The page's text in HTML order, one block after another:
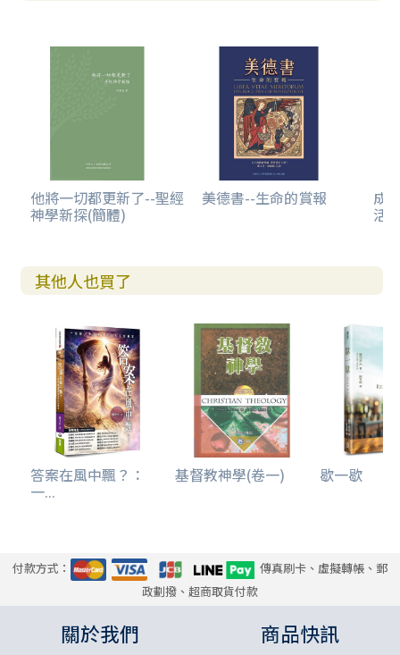
他將一切都更新了--聖經
神學新探(簡體)
美德書--生命的賞報 成
活
其他人也買了
答案在風中飄？：
一...
基督教神學(卷一) 歇一歇
付款方式：
傳真刷卡、虛擬轉帳、郵
政劃撥、超商取貨付款
關於我們 商品快訊